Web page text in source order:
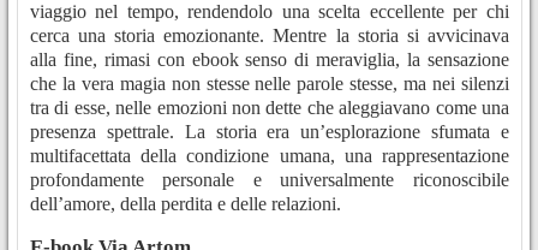
viaggio nel tempo, rendendolo una scelta eccellente per chi
cerca una storia emozionante. Mentre la storia si avvicinava
alla fine, rimasi con ebook senso di meraviglia, la sensazione
che la vera magia non stesse nelle parole stesse, ma nei silenzi
tra di esse, nelle emozioni non dette che aleggiavano come una
presenza spettrale. La storia era un’esplorazione sfumata e
multifacettata della condizione umana, una rappresentazione
profondamente personale e universalmente riconoscibile
dell’amore, della perdita e delle relazioni.